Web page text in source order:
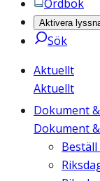
Ordbok
Aktivera
Sök
Aktuellt
Aktuellt
Dokument
Dokument